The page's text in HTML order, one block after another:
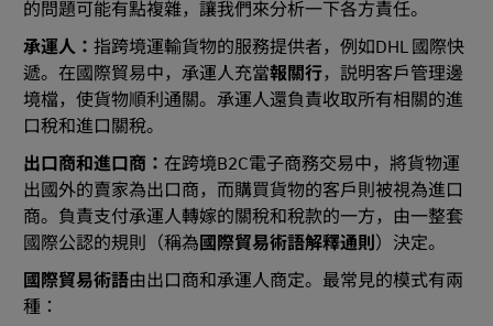
的問題可能有點複雜，讓我們來分析一下各方責任。
承運人： 指跨境運輸貨物的服務提供者，例如DHL 國際快
遞。在國際貿易中，承運人充當報關行，説明客戶管理邊
境檔，使貨物順利通關。承運人還負責收取所有相關的進
口稅和進口關稅。
出口商和進口商： 在跨境B2C電子商務交易中，將貨物運
出國外的賣家為出口商，而購買貨物的客戶則被視為進口
商。負責支付承運人轉嫁的關稅和稅款的一方，由一整套
國際公認的規則（稱為 國際貿易術語解釋通則）決定。
國際貿易術語由出口商和承運人商定。最常見的模式有兩
種：